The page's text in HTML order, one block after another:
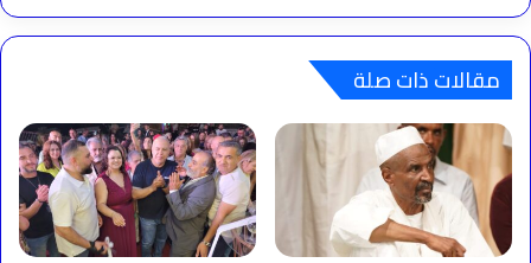
اعتماد
وطموحات
لتحطيم
الأرقام
القياسية
مقالات ذات صلة